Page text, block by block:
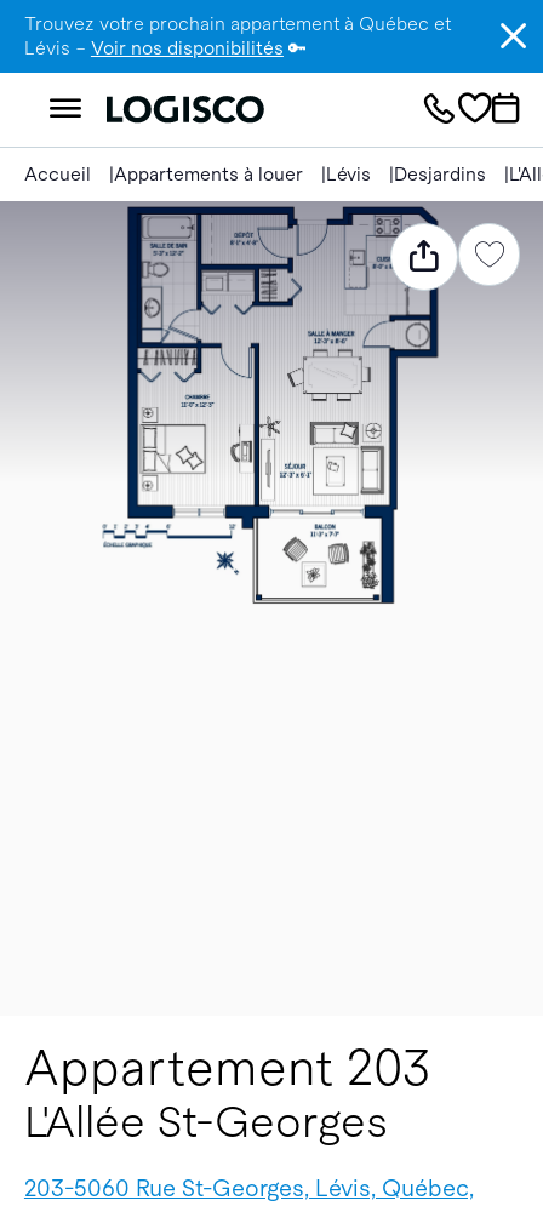
Trouvez votre prochain appartement à Québec et
Lévis – Voir nos disponibilités 🔑
Accueil Appartements à louer Lévis Desjardins
Appartement 203
L'Allée St-Georges
203-5060 Rue St-Georges, Lévis, Québec,